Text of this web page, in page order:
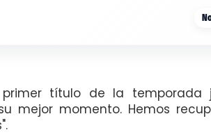
título de la temporada
mejor momento. Hemos